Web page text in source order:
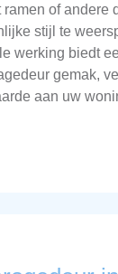
ramen of andere
stijl te
werking biedt
gemak,
aan uw